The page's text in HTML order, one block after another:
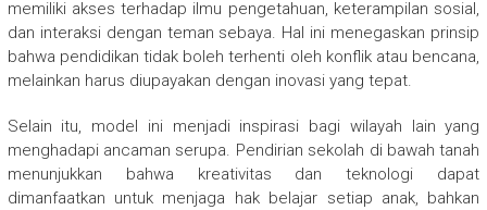
memiliki akses terhadap ilmu pengetahuan, keterampilan sosial,
dan interaksi dengan teman sebaya. Hal ini menegaskan prinsip
bahwa pendidikan tidak boleh terhenti oleh konflik atau bencana,
melainkan harus diupayakan dengan inovasi yang tepat.
Selain itu, model ini menjadi inspirasi bagi wilayah lain yang
menghadapi ancaman serupa. Pendirian sekolah di bawah tanah
menunjukkan bahwa kreativitas dan teknologi dapat
dimanfaatkan untuk menjaga hak belajar setiap anak, bahkan